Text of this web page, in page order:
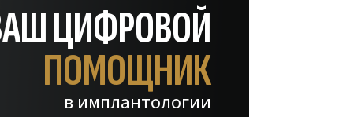
ЦИФРОВОЙ
ПОМОЩНИК
в имплантологии